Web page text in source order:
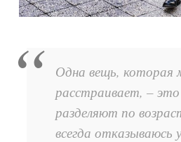
Одна вещь, которая
расстраивает, – это
разделяют по
всегда отказываюсь